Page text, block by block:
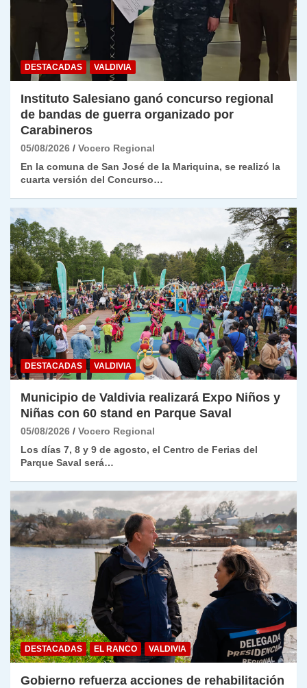
DESTACADAS VALDIVIA
Instituto Salesiano ganó concurso regional
de bandas de guerra organizado por
Carabineros
05/08/2026
Vocero Regional
En la comuna de San José de la Mariquina, se realizó la
cuarta versión del Concurso…
DESTACADAS VALDIVIA
Municipio de Valdivia realizará Expo Niños y
Niñas con 60 stand en Parque Saval
05/08/2026
Vocero Regional
Los días 7, 8 y 9 de agosto, el Centro de Ferias del
Parque Saval será…
DESTACADAS EL RANCO VALDIVIA
Gobierno refuerza acciones de rehabilitación